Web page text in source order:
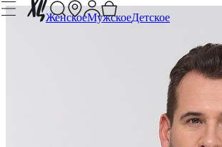
ЖенскоеМужскоеДетское